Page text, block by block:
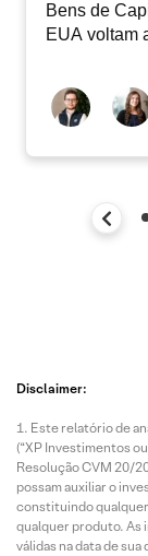
Bens de
EUA voltam
Disclaimer:
Este relatório de
(“XP Investimentos
Resolução CVM 20/
possam auxiliar o
constituindo
qualquer produto. As
válidas na data de